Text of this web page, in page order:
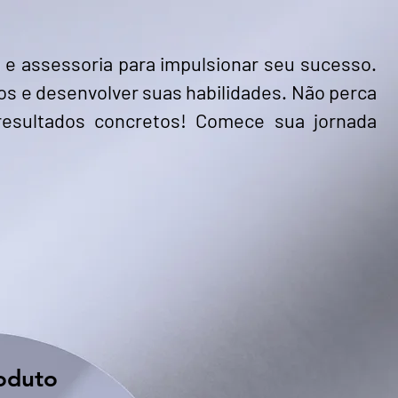
assessoria para impulsionar seu sucesso.
e desenvolver suas habilidades. Não perca
concretos! Comece sua jornada